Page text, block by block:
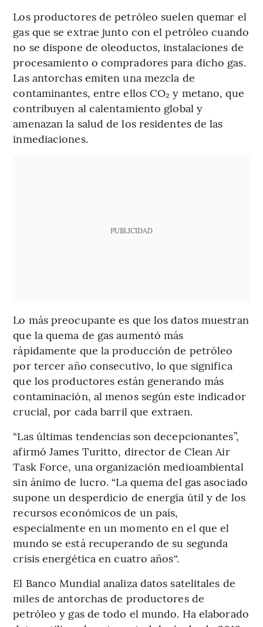
Los productores de petróleo suelen quemar el
gas que se extrae junto con el petróleo cuando
no se dispone de oleoductos, instalaciones de
procesamiento o compradores para dicho gas.
Las antorchas emiten una mezcla de
contaminantes, entre ellos CO₂ y metano, que
contribuyen al calentamiento global y
amenazan la salud de los residentes de las
inmediaciones.
PUBLICIDAD
Lo más preocupante es que los datos muestran
que la quema de gas aumentó más
rápidamente que la producción de petróleo
por tercer año consecutivo, lo que significa
que los productores están generando más
contaminación, al menos según este indicador
crucial, por cada barril que extraen.
“Las últimas tendencias son decepcionantes”,
afirmó James Turitto, director de Clean Air
Task Force, una organización medioambiental
sin ánimo de lucro. “La quema del gas asociado
supone un desperdicio de energía útil y de los
recursos económicos de un país,
especialmente en un momento en el que el
mundo se está recuperando de su segunda
crisis energética en cuatro años“.
El Banco Mundial analiza datos satelitales de
miles de antorchas de productores de
petróleo y gas de todo el mundo. Ha elaborado